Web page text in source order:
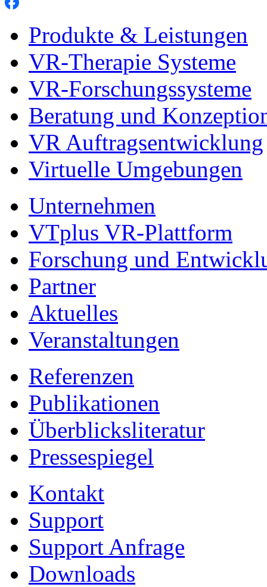
Produkte & Leistungen
VR-Therapie Systeme
VR-Forschungssysteme
Beratung und
VR Auftragsentwicklung
Virtuelle Umgebungen
Unternehmen
VTplus VR-Plattform
Forschung und
Partner
Aktuelles
Veranstaltungen
Referenzen
Publikationen
Überblicksliteratur
Pressespiegel
Kontakt
Support
Support Anfrage
Downloads